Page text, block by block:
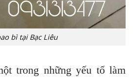
bì tại Bạc Liêu
trong những yếu tố làm